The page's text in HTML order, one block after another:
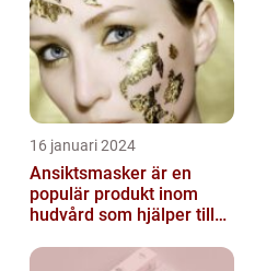
16 januari 2024
Ansiktsmasker är en
populär produkt inom
hudvård som hjälper till
näring åt hud...